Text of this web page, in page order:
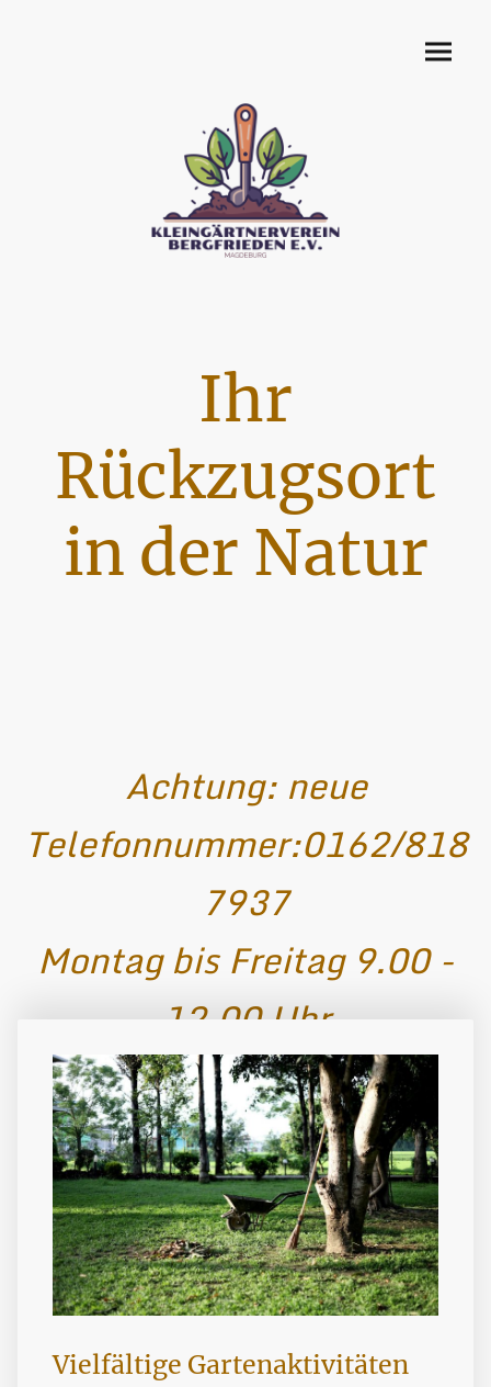
Ihr
Rückzugsort
in der Natur
Achtung: neue
Telefonnummer:0162/818
7937
Montag bis Freitag 9.00 -
12.00 Uhr
Erleben Sie die faszinierende Welt der
Gärten in unserem Verein, der Ihnen
eine Oase der Ruhe und Kreativität
bietet.
Vielfältige Gartenaktivitäten